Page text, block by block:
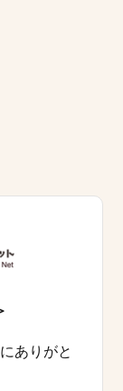
ありがと